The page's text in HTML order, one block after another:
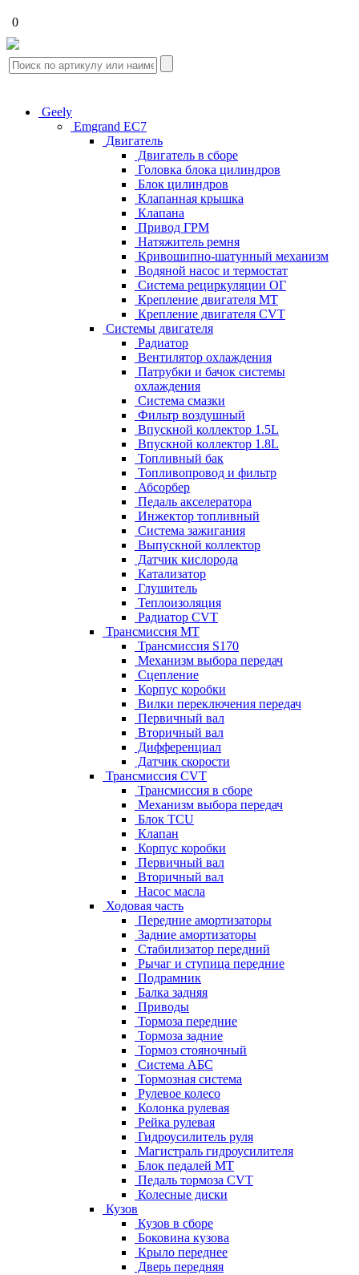
0
Geely
Emgrand EC7
Двигатель
Двигатель в сборе
Головка блока цилиндров
Блок цилиндров
Клапанная крышка
Клапана
Привод ГРМ
Натяжитель ремня
Кривошипно-шатунный механизм
Водяной насос и термостат
Система рециркуляции ОГ
Крепление двигателя MT
Крепление двигателя CVT
Системы двигателя
Радиатор
Вентилятор охлаждения
Патрубки и бачок системы
охлаждения
Система смазки
Фильтр воздушный
Впускной коллектор 1.5L
Впускной коллектор 1.8L
Топливный бак
Топливопровод и фильтр
Абсорбер
Педаль акселератора
Инжектор топливный
Система зажигания
Выпускной коллектор
Датчик кислорода
Катализатор
Глушитель
Теплоизоляция
Радиатор CVT
Трансмиссия MT
Трансмиссия S170
Механизм выбора передач
Сцепление
Корпус коробки
Вилки переключения передач
Первичный вал
Вторичный вал
Дифференциал
Датчик скорости
Трансмиссия CVT
Трансмиссия в сборе
Механизм выбора передач
Блок TCU
Клапан
Корпус коробки
Первичный вал
Вторичный вал
Насос масла
Ходовая часть
Передние амортизаторы
Задние амортизаторы
Стабилизатор передний
Рычаг и ступица передние
Подрамник
Балка задняя
Приводы
Тормоза передние
Тормоза задние
Тормоз стояночный
Система АБС
Тормозная система
Рулевое колесо
Колонка рулевая
Рейка рулевая
Гидроусилитель руля
Магистраль гидроусилителя
Блок педалей МТ
Педаль тормоза CVT
Колесные диски
Кузов
Кузов в сборе
Боковина кузова
Крыло переднее
Дверь передняя